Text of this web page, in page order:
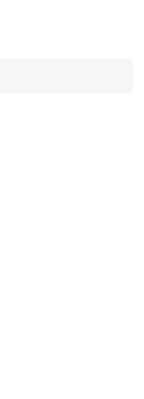
безготівка з ПДВ
у менеджера)
і підбору
раді